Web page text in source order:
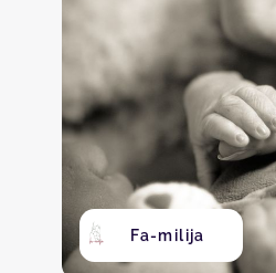
Fa-milija